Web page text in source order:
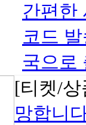
간편한
코드
국으로
[티켓/
망합니